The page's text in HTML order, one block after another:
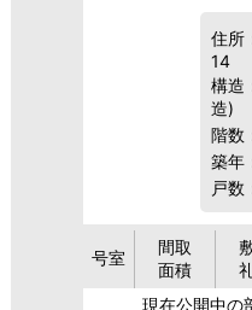
住所
14
構造
造)
階数
築年
戸数
号室
間取
面積
現在公開中の